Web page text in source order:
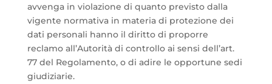
avvenga in violazione di quanto previsto dalla
vigente normativa in materia di protezione dei
dati personali hanno il diritto di proporre
reclamo all’Autorità di controllo ai sensi dell’art.
77 del Regolamento, o di adire le opportune sedi
giudiziarie.